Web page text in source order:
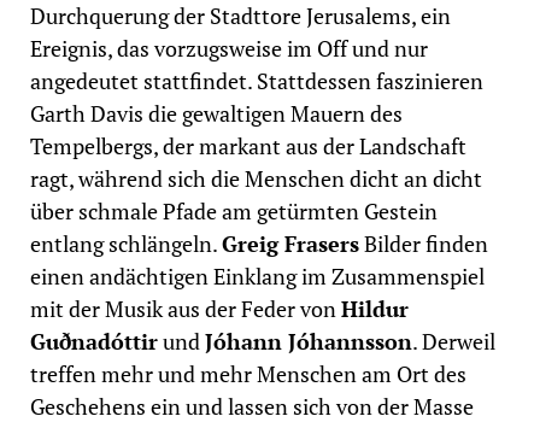
Durchquerung der Stadttore Jerusalems, ein
Ereignis, das vorzugsweise im Off und nur
angedeutet stattfindet. Stattdessen faszinieren
Garth Davis die gewaltigen Mauern des
Tempelbergs, der markant aus der Landschaft
ragt, während sich die Menschen dicht an dicht
über schmale Pfade am getürmten Gestein
entlang schlängeln.Greig FrasersBilder finden
einen andächtigen Einklang im Zusammenspiel
mit der Musik aus der Feder vonHildur
GuðnadóttirundJóhann Jóhannsson. Derweil
treffen mehr und mehr Menschen am Ort des
Geschehens ein und lassen sich von der Masse